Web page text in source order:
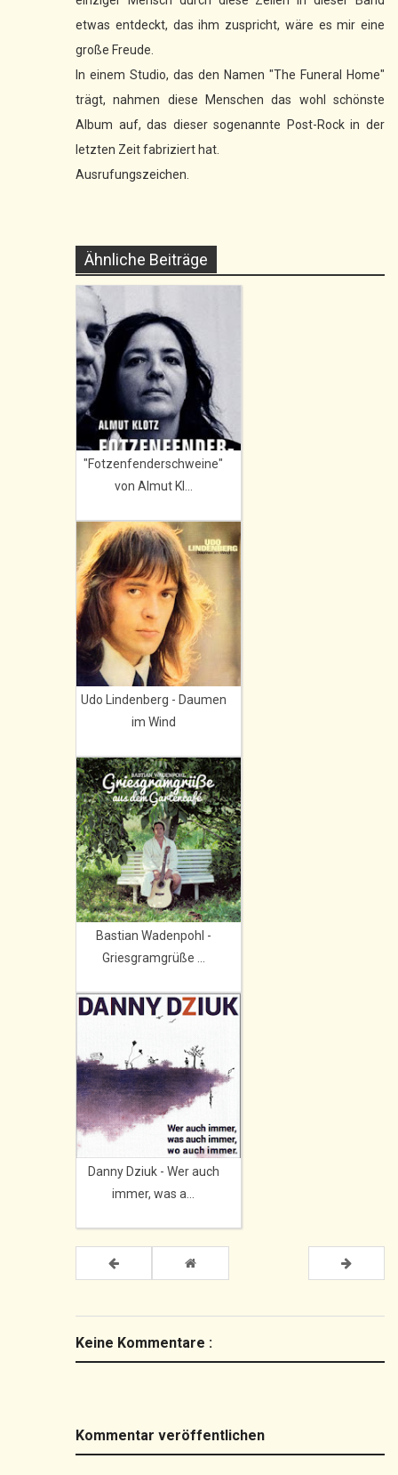
etwas entdeckt, das ihm zuspricht, wäre es mir eine
große Freude.
In einem Studio, das den Namen "The Funeral Home"
trägt, nahmen diese Menschen das wohl schönste
Album auf, das dieser sogenannte Post-Rock in der
letzten Zeit fabriziert hat.
Ausrufungszeichen.
Ähnliche Beiträge
"Fotzenfenderschweine"
von Almut Kl...
Udo Lindenberg - Daumen
im Wind
Bastian Wadenpohl -
Griesgramgrüße ...
Danny Dziuk - Wer auch
immer, was a...
Keine Kommentare :
Kommentar veröffentlichen